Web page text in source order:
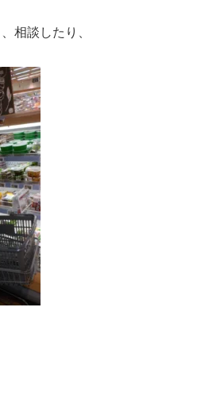
相談したり、